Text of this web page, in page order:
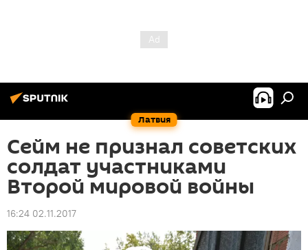
Латвия
Сейм не признал советских
солдат участниками
Второй мировой войны
16:24 02.11.2017